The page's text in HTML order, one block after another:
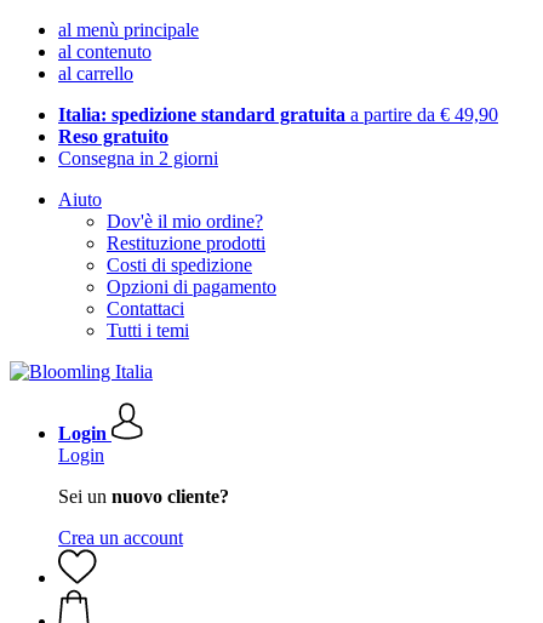
al menù principale
al contenuto
al carrello
Italia: spedizione standard gratuita a partire da € 49,90
Reso gratuito
Consegna in 2 giorni
Aiuto
Dov'è il mio ordine?
Restituzione prodotti
Costi di spedizione
Opzioni di pagamento
Contattaci
Tutti i temi
Login
Login
Sei un nuovo cliente?
Crea un account